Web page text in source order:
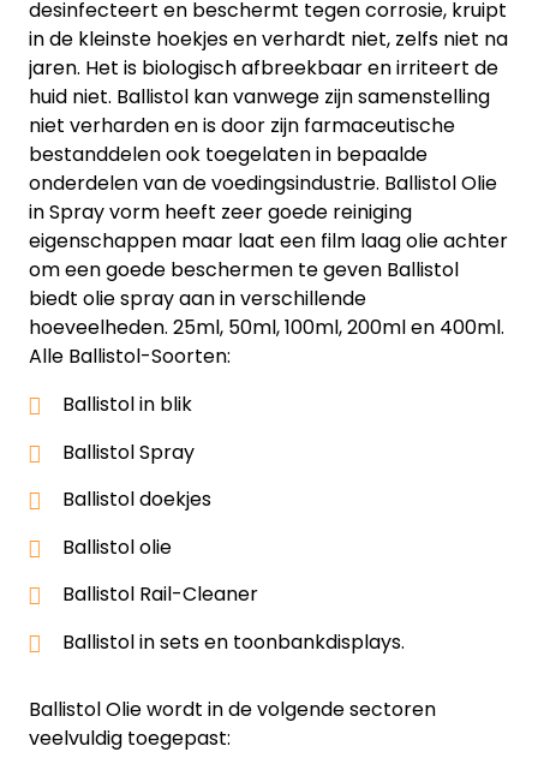
desinfecteert en beschermt tegen corrosie, kruipt
in de kleinste hoekjes en verhardt niet, zelfs niet na
jaren. Het is biologisch afbreekbaar en irriteert de
huid niet. Ballistol kan vanwege zijn samenstelling
niet verharden en is door zijn farmaceutische
bestanddelen ook toegelaten in bepaalde
onderdelen van de voedingsindustrie. Ballistol Olie
in Spray vorm heeft zeer goede reiniging
eigenschappen maar laat een film laag olie achter
om een goede beschermen te geven Ballistol
biedt olie spray aan in verschillende
hoeveelheden. 25ml, 50ml, 100ml, 200ml en 400ml.
Alle Ballistol-Soorten:
Ballistol in blik
Ballistol Spray
Ballistol doekjes
Ballistol olie
Ballistol Rail-Cleaner
Ballistol in sets en toonbankdisplays.
Ballistol Olie wordt in de volgende sectoren
veelvuldig toegepast: